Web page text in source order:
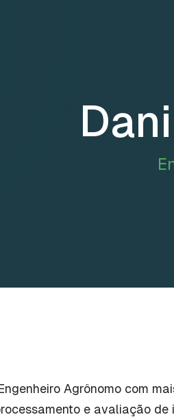
Agrônomo com
e avaliação de